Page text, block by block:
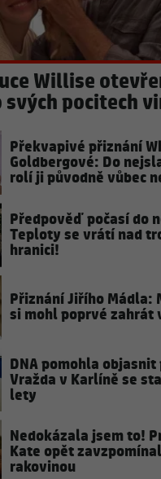
Willise
pocitech
Překvapivé přiznání
Goldbergové: Do
rolí ji původně vůbec
Předpověď počasí do
Teploty se vrátí nad
hranici!
Přiznání Jiřího Mádla:
si mohl poprvé zahrát
DNA pomohla
Vražda v Karlíně se
lety
Nedokázala jsem to!
Kate opět
rakovinou